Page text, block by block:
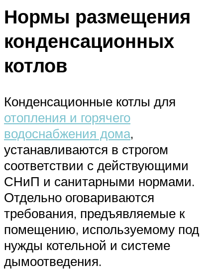
Нормы размещения
конденсационных
котлов
Конденсационные котлы для
отопления и горячего
водоснабжения дома,
устанавливаются в строгом
соответствии с действующими
СНиП и санитарными нормами.
Отдельно оговариваются
требования, предъявляемые к
помещению, используемому под
нужды котельной и системе
дымоотведения.